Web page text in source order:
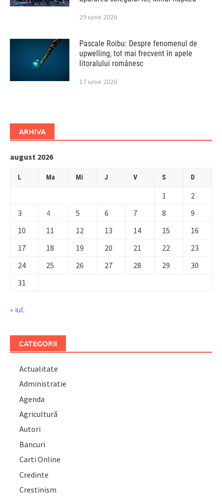
29 iunie 2026
Pascale Roibu: Despre fenomenul de
upwelling, tot mai frecvent în apele
litoralului românesc
17 iunie 2026
ARHIVA
august 2026
L Ma Mi J V S D
1
2
3
4 5 6 7 8
9
10
11 12 13 14 15
16
17
18 19 20 21 22
23
24
25 26 27 28 29
30
31
« iul.
CATEGORII
Actualitate
Administratie
Agenda
Agricultură
Autori
Bancuri
Carti Online
Credinte
Crestinism